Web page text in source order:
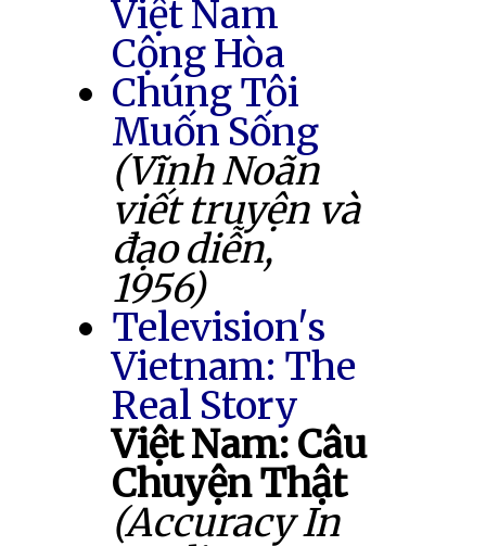
Việt Nam
Cộng Hòa
Chúng Tôi
Muốn Sống
(Vĩnh Noãn
viết truyện và
đạo diễn,
1956)
Television's
Vietnam: The
Real Story
Việt Nam: Câu
Chuyện Thật
(Accuracy In